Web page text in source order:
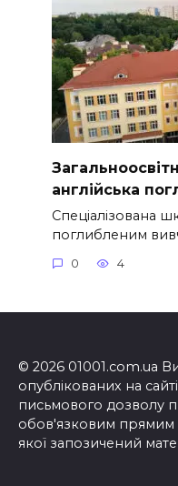
англійська
Спеціалізована
поглибленим
0 4
© 2026 01001.com.ua
опублікованих на
письмового дозволу
обов'язковим прямим
якої запозичений